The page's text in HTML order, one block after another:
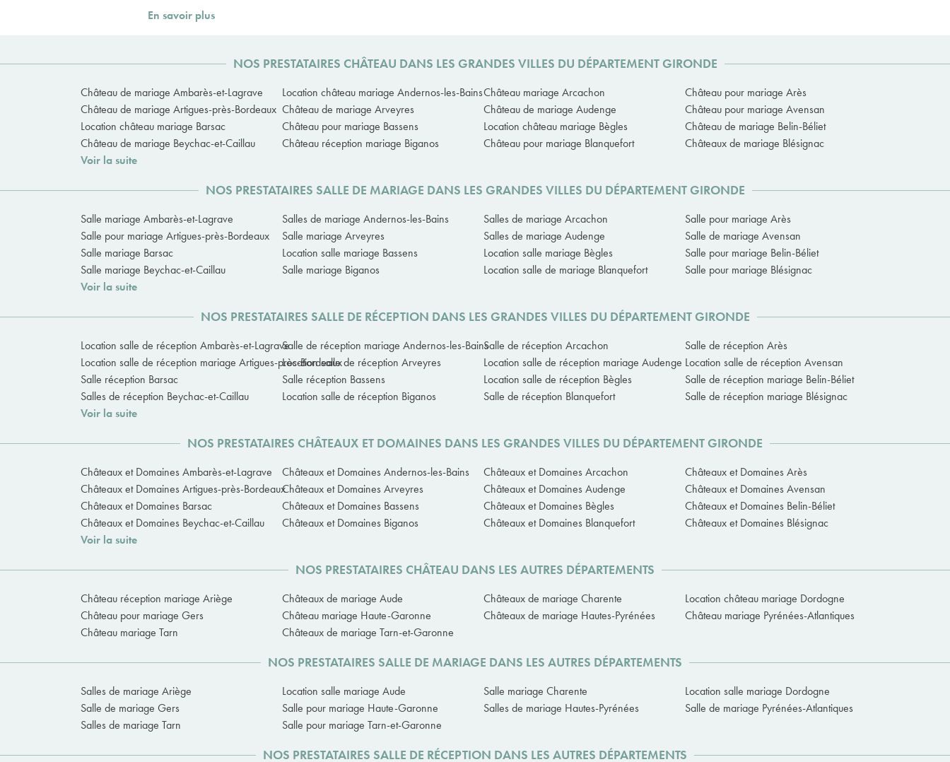
En savoir plus
NOS PRESTATAIRES CHÂTEAU DANS LES GRANDES VILLES DU DÉPARTEMENT GIRONDE
Château de mariage Ambarès-et-Lagrave Location château mariage Andernos-les-BainsChâteau mariage Arcachon
Château pour mariage Arès
Château de mariage Artigues-près-Bordeaux Château de mariage Arveyres Château de mariage Audenge
Château pour mariage Avensan
Location château mariage Barsac
Château pour mariage Bassens Location château mariage Bègles
Château de mariage Belin-Béliet
Château de mariage Beychac-et-Caillau
Château réception mariage Biganos Château pour mariage Blanquefort
Châteaux de mariage Blésignac
Voir la suite
NOS PRESTATAIRES SALLE DE MARIAGE DANS LES GRANDES VILLES DU DÉPARTEMENT GIRONDE
Salle mariage Ambarès-et-Lagrave Salles de mariage Andernos-les-Bains Salles de mariage Arcachon
Salle pour mariage Arès
Salle pour mariage Artigues-près-Bordeaux
Salle mariage Arveyres Salles de mariage Audenge
Salle de mariage Avensan
Salle mariage Barsac
Location salle mariage Bassens Location salle mariage Bègles
Salle pour mariage Belin-Béliet
Salle mariage Beychac-et-Caillau
Salle mariage Biganos Location salle de mariage Blanquefort
Salle pour mariage Blésignac
Voir la suite
NOS PRESTATAIRES SALLE DE RÉCEPTION DANS LES GRANDES VILLES DU DÉPARTEMENT GIRONDE
Location salle de réception Ambarès-et-LagraveSalle de réception mariage Andernos-les-BainsSalle de réception Arcachon
Salle de réception Arès
Location salle de réception mariage Artigues-près-BordeauxLocation salle de réception Arveyres Location salle de réception mariage Audenge Location salle de réception Avensan
Salle réception Barsac
Salle réception Bassens Location salle de réception Bègles
Salle de réception mariage Belin-Béliet
Salles de réception Beychac-et-Caillau
Location salle de réception Biganos Salle de réception Blanquefort
Salle de réception mariage Blésignac
Voir la suite
NOS PRESTATAIRES CHÂTEAUX ET DOMAINES DANS LES GRANDES VILLES DU DÉPARTEMENT GIRONDE
Châteaux et Domaines Ambarès-et-Lagrave Châteaux et Domaines Andernos-les-Bains Châteaux et Domaines Arcachon
Châteaux et Domaines Arès
Châteaux et Domaines Artigues-près-BordeauxChâteaux et Domaines Arveyres Châteaux et Domaines Audenge
Châteaux et Domaines Avensan
Châteaux et Domaines Barsac
Châteaux et Domaines Bassens Châteaux et Domaines Bègles
Châteaux et Domaines Belin-Béliet
Châteaux et Domaines Beychac-et-Caillau
Châteaux et Domaines Biganos Châteaux et Domaines Blanquefort
Châteaux et Domaines Blésignac
Voir la suite
NOS PRESTATAIRES CHÂTEAU DANS LES AUTRES DÉPARTEMENTS
Château réception mariage Ariège Châteaux de mariage Aude Châteaux de mariage Charente
Location château mariage Dordogne
Château pour mariage Gers
Château mariage Haute-Garonne Châteaux de mariage Hautes-Pyrénées
Château mariage Pyrénées-Atlantiques
Château mariage Tarn
Châteaux de mariage Tarn-et-Garonne
NOS PRESTATAIRES SALLE DE MARIAGE DANS LES AUTRES DÉPARTEMENTS
Salles de mariage Ariège Location salle mariage Aude Salle mariage Charente
Location salle mariage Dordogne
Salle de mariage Gers
Salle pour mariage Haute-Garonne Salles de mariage Hautes-Pyrénées
Salle de mariage Pyrénées-Atlantiques
Salles de mariage Tarn
Salle pour mariage Tarn-et-Garonne
NOS PRESTATAIRES SALLE DE RÉCEPTION DANS LES AUTRES DÉPARTEMENTS